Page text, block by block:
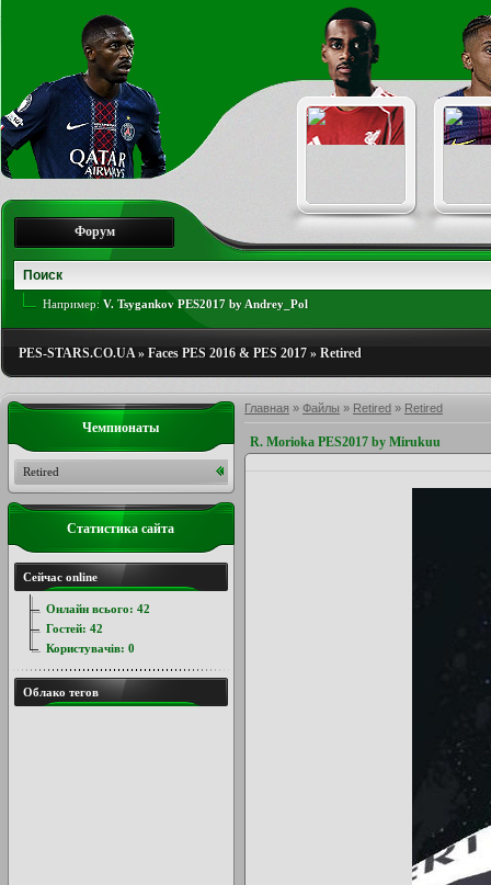
Форум
Например: V. Tsygankov PES2017 by Andrey_Pol
PES-STARS.CO.UA» Faces PES 2016 & PES 2017 » Retired
Главная » Файлы » Retired » Retired
R. Morioka PES2017 by Mirukuu
Чемпионаты
Retired
Статистика сайта
Сейчас online
Онлайн всього: 42
Гостей: 42
Користувачів: 0
Облако тегов